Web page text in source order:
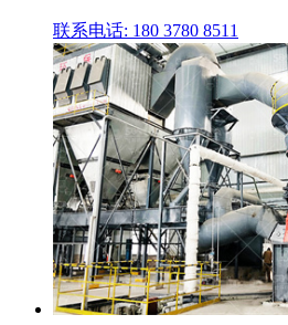
联系电话: 180 3780 8511